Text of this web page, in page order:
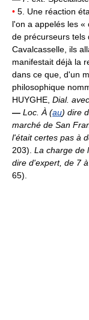
• 5. Une réaction
l'on a appelés les «
de précurseurs tels
Cavalcasselle, ils
manifestait déjà la
dans ce que, d'un
philosophique
HUYGHE, Dial.
— Loc.À (au) dire
marché de San
l'était certes pas à
203). La charge de
dire d'expert, de 7
65).